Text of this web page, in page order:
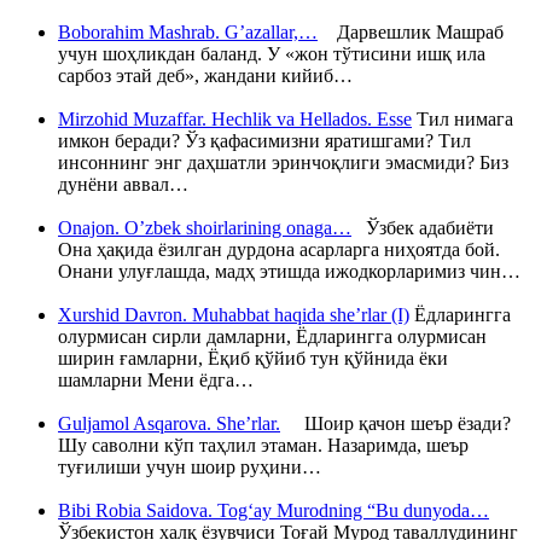
Boborahim Mashrab. G’azallar,… Дарвешлик Машраб
учун шоҳликдан баланд. У «жон тўтисини ишқ ила
сарбоз этай деб», жандани кийиб…
Mirzohid Muzaffar. Hechlik va Hellados. Esse Тил нимага
имкон беради? Ўз қафасимизни яратишгами? Тил
инсоннинг энг даҳшатли эринчоқлиги эмасмиди? Биз
дунёни аввал…
Onajon. O’zbek shoirlarining onaga… Ўзбек адабиёти
Она ҳақида ёзилган дурдона асарларга ниҳоятда бой.
Онани улуғлашда, мадҳ этишда ижодкорларимиз чин…
Xurshid Davron. Muhabbat haqida she’rlar (I) Ёдларингга
олурмисан сирли дамларни, Ёдларингга олурмисан
ширин ғамларни, Ёқиб қўйиб тун қўйнида ёки
шамларни Мени ёдга…
Guljamol Asqarova. She’rlar. Шоир қачон шеър ёзади?
Шу саволни кўп таҳлил этаман. Назаримда, шеър
туғилиши учун шоир руҳини…
Bibi Robia Saidova. Tog‘ay Murodning “Bu dunyoda…
Ўзбекистон халқ ёзувчиси Тоғай Мурод таваллудининг